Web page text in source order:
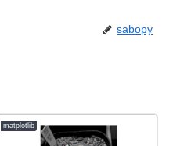
sabopy
matplotlib